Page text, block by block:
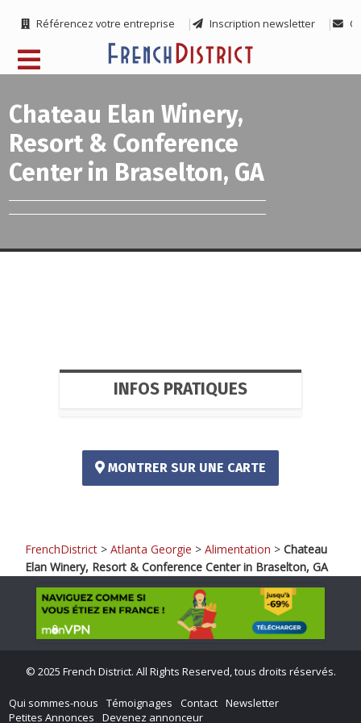
Référencez votre entreprise Inscription newsletter
Chateau Elan Winery,
Resort & Conference
Center in Braselton, GA
INFOS PRATIQUES
MONTRER SUR UNE CARTE
FrenchDistrict >Atlanta Georgie >Alimentation >Chateau
Elan Winery, Resort & Conference Center in Braselton, GA
© 2025 French District. All Rights Reserved, tous droits réservés.
Qui sommes-nous Témoignages Contact Newsletter
Petites Annonces
Devenez annonceur